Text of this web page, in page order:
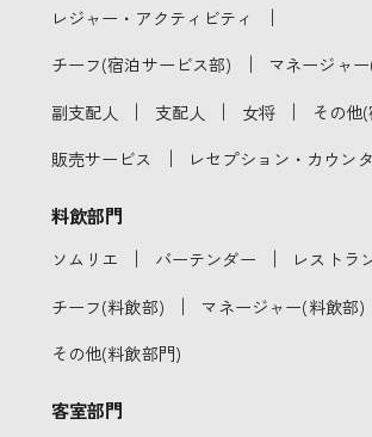
レジャー・アクティビティ ｜
チーフ(宿泊サービス部) ｜ マネージャ
副支配人 ｜ 支配人 ｜ 女将 ｜ その他
販売サービス ｜ レセプション・カウン
料飲部門
ソムリエ ｜ バーテンダー ｜ レストラ
チーフ(料飲部) ｜ マネージャー(料飲部)
その他(料飲部門)
客室部門